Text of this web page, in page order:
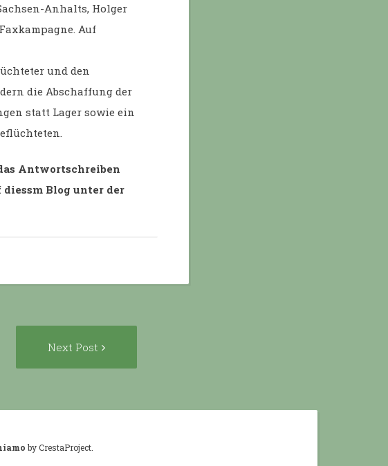
Anhalts, Holger
Auf
und den
die Abschaffung der
statt Lager sowie ein
Antwortschreiben
Blog unter der
Next Post
by CrestaProject.